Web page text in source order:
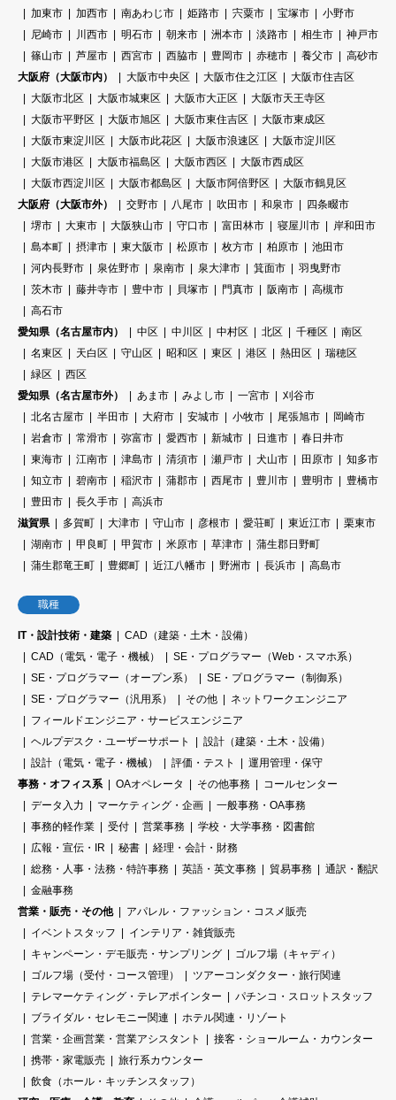
加東市
加西市 南あわじ市 姫路市 宍粟市 宝塚市
小野市
尼崎市
川西市 明石市 朝来市 洲本市 淡路市 相生市
神戸市
篠山市
芦屋市 西宮市 西脇市 豊岡市 赤穂市 養父市
高砂市
大阪府（大阪市内）
大阪市中央区 大阪市住之江区
大阪市住吉区
大阪市北区
大阪市城東区 大阪市大正区
大阪市天王寺区
大阪市平野区
大阪市旭区 大阪市東住吉区
大阪市東成区
大阪市東淀川区
大阪市此花区 大阪市浪速区
大阪市淀川区
大阪市港区
大阪市福島区 大阪市西区
大阪市西成区
大阪市西淀川区
大阪市都島区 大阪市阿倍野区
大阪市鶴見区
大阪府（大阪市外）
交野市 八尾市 吹田市 和泉市
四条畷市
堺市
大東市 大阪狭山市 守口市 富田林市 寝屋川市
岸和田市
島本町
摂津市 東大阪市 松原市 枚方市 柏原市
池田市
河内長野市
泉佐野市 泉南市 泉大津市 箕面市
羽曳野市
茨木市
藤井寺市 豊中市 貝塚市 門真市 阪南市
高槻市
高石市
愛知県（名古屋市内）
中区 中川区 中村区 北区 千種区
南区
名東区
天白区 守山区 昭和区 東区 港区 熱田区
瑞穂区
緑区
西区
愛知県（名古屋市外）
あま市 みよし市 一宮市
刈谷市
北名古屋市
半田市 大府市 安城市 小牧市 尾張旭市
岡崎市
岩倉市
常滑市 弥富市 愛西市 新城市 日進市
春日井市
東海市
江南市 津島市 清須市 瀬戸市 犬山市 田原市
知多市
知立市
碧南市 稲沢市 蒲郡市 西尾市 豊川市 豊明市
豊橋市
豊田市
長久手市
高浜市
滋賀県
多賀町 大津市 守山市 彦根市 愛荘町 東近江市
栗東市
湖南市
甲良町 甲賀市 米原市 草津市
蒲生郡日野町
蒲生郡竜王町
豊郷町 近江八幡市 野洲市 長浜市 高島市
職種
IT・設計技術・建築
CAD（建築・土木・設備）
CAD（電気・電子・機械）
SE・プログラマー（Web・スマホ系）
SE・プログラマー（オープン系）
SE・プログラマー（制御系）
SE・プログラマー（汎用系）
その他
ネットワークエンジニア
フィールドエンジニア・サービスエンジニア
ヘルプデスク・ユーザーサポート
設計（建築・土木・設備）
設計（電気・電子・機械）
評価・テスト
運用管理・保守
事務・オフィス系
OAオペレータ その他事務
コールセンター
データ入力
マーケティング・企画
一般事務・OA事務
事務的軽作業
受付 営業事務
学校・大学事務・図書館
広報・宣伝・IR
秘書
経理・会計・財務
総務・人事・法務・特許事務
英語・英文事務 貿易事務
通訳・翻訳
金融事務
営業・販売・その他
アパレル・ファッション・コスメ販売
イベントスタッフ
インテリア・雑貨販売
キャンペーン・デモ販売・サンプリング
ゴルフ場（キャディ）
ゴルフ場（受付・コース管理）
ツアーコンダクター・旅行関連
テレマーケティング・テレアポインター
パチンコ・スロットスタッフ
ブライダル・セレモニー関連
ホテル関連・リゾート
営業・企画営業・営業アシスタント
接客・ショールーム・カウンター
携帯・家電販売
旅行系カウンター
飲食（ホール・キッチンスタッフ）